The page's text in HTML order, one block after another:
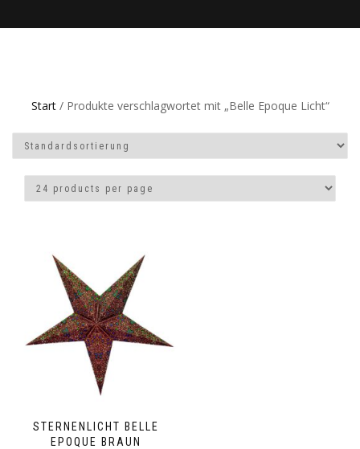
Start/ Produkte verschlagwortet mit „Belle Epoque Licht“
STERNENLICHT BELLE
EPOQUE BRAUN